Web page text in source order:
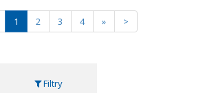
1 2 3 4 » >
Filtry